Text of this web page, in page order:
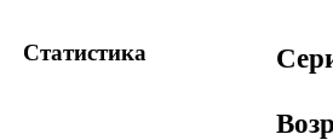
Статистика